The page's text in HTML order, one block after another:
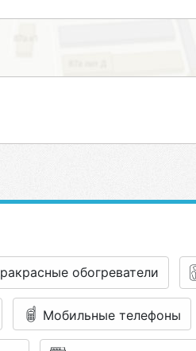
обогреватели
Мобильные телефоны